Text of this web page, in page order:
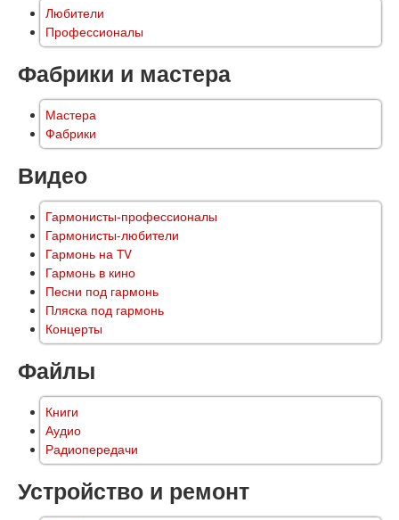
Любители
Профессионалы
Фабрики и мастера
Мастера
Фабрики
Видео
Гармонисты-профессионалы
Гармонисты-любители
Гармонь на TV
Гармонь в кино
Песни под гармонь
Пляска под гармонь
Концерты
Файлы
Книги
Аудио
Радиопередачи
Устройство и ремонт